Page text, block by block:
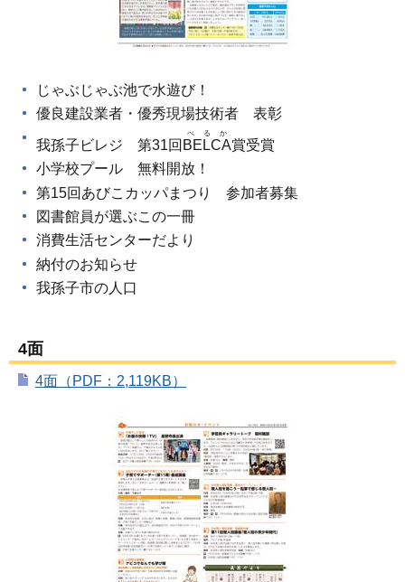
じゃぶじゃぶ池で水遊び！
優良建設業者・優秀現場技術者 表彰
我孫子ビレジ 第31回 BELCA
べるか
賞受賞
小学校プール 無料開放！
第15回あびこカッパまつり 参加者募集
図書館員が選ぶこの一冊
消費生活センターだより
納付のお知らせ
我孫子市の人口
4面
4面（PDF：2,119KB）